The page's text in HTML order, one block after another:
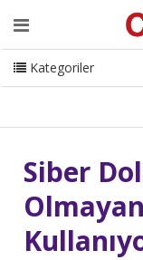
Ana Sayfa
Danışmanlık
ISC
CyberMag Logo
Kategoriler
Siber